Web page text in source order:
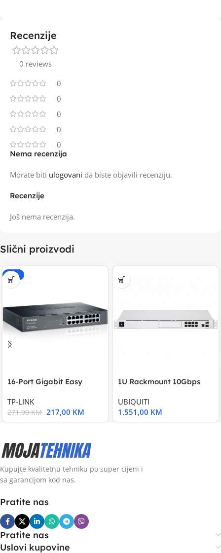
Recenzije
0 reviews
0
0
0
0
0
Recenzije
Još nema recenzija.
Nema recenzija
Morate biti ulogovani da biste objavili recenziju.
Slični proizvodi
-20%
16-Port Gigabit Easy
TP-LINK
271,00KM 217,00 KM
1U Rackmount 10Gbps
UBIQUITI
1.551,00 KM
Kupujte kvalitetnu tehniku po super cijeni i
sa garancijom kod nas.
Pratite nas
Pratite nas
Uslovi kupovine